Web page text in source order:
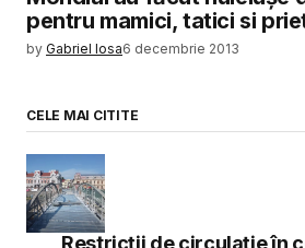
pentru mamici, tatici si
by Gabriel Iosa6 decembrie 2013
CELE MAI CITITE
Restricții de circulație în